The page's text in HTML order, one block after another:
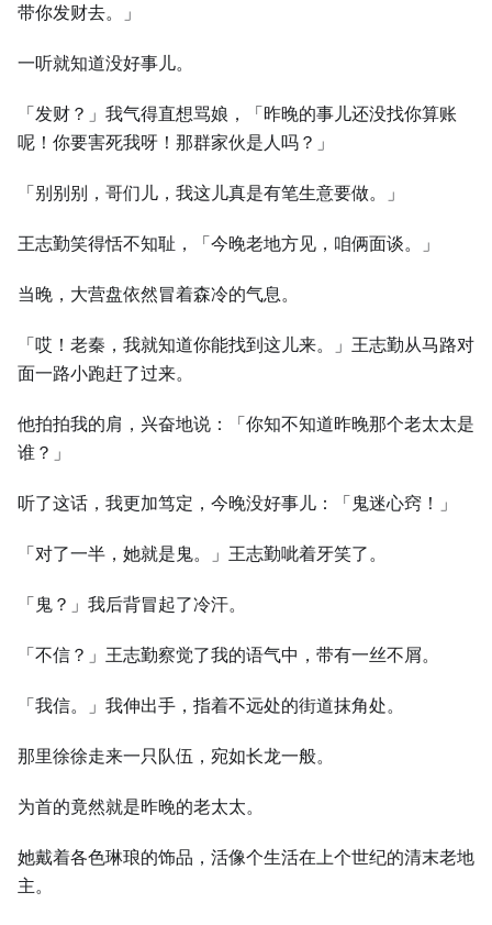
带你发财去。」
一听就知道没好事儿。
「发财？」我气得直想骂娘，「昨晚的事儿还没找你算账
呢！你要害死我呀！那群家伙是人吗？」
「别别别，哥们儿，我这儿真是有笔生意要做。」
王志勤笑得恬不知耻，「今晚老地方见，咱俩面谈。」
当晚，大营盘依然冒着森冷的气息。
「哎！老秦，我就知道你能找到这儿来。」王志勤从马路对
面一路小跑赶了过来。
他拍拍我的肩，兴奋地说：「你知不知道昨晚那个老太太是
谁？」
听了这话，我更加笃定，今晚没好事儿：「鬼迷心窍！」
「对了一半，她就是鬼。」王志勤呲着牙笑了。
「鬼？」我后背冒起了冷汗。
「不信？」王志勤察觉了我的语气中，带有一丝不屑。
「我信。」我伸出手，指着不远处的街道抹角处。
那里徐徐走来一只队伍，宛如长龙一般。
为首的竟然就是昨晚的老太太。
她戴着各色琳琅的饰品，活像个生活在上个世纪的清末老地
主。